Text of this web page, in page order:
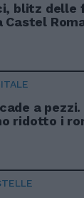
blitz delle
Castel
a pezzi.
ridotto i